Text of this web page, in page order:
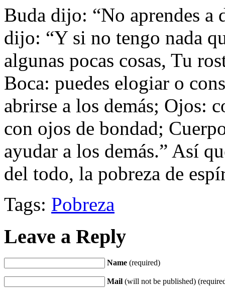
Buda dijo: “No aprendes a
dijo: “Y si no tengo nada
algunas pocas cosas, Tu
Boca: puedes elogiar o
abrirse a los demás; Ojos:
con ojos de bondad;
ayudar a los demás.” Así
del todo, la pobreza de
Tags: Pobreza
Leave a Reply
Name (required)
Mail (will not be published)